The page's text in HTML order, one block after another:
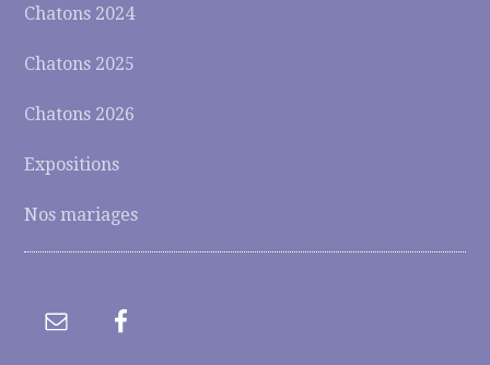
Chatons 2024
Chatons 2025
Chatons 2026
Expositions
Nos mariages